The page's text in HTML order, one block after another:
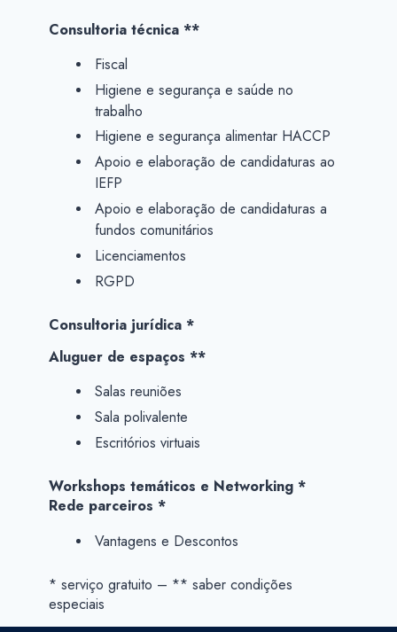
Consultoria técnica **
Fiscal
Higiene e segurança e saúde no
trabalho
Higiene e segurança alimentar HACCP
Apoio e elaboração de candidaturas ao
IEFP
Apoio e elaboração de candidaturas a
fundos comunitários
Licenciamentos
RGPD
Consultoria jurídica *
Aluguer de espaços **
Salas reuniões
Sala polivalente
Escritórios virtuais
Workshops temáticos e Networking *
Rede parceiros *
Vantagens e Descontos
* serviço gratuito – ** saber condições
especiais